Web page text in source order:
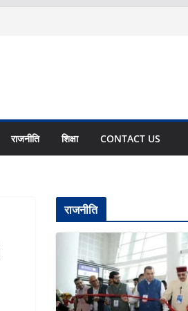
राजनीति शिक्षा CONTACT US
राजनीति